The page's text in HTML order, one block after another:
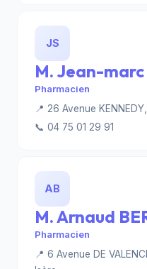
JS
M. Jean-
Pharmacien
📍 26 Avenue
📞 04 75 01 29 91
AB
M. Arnaud
Pharmacien
📍 6 Avenue DE